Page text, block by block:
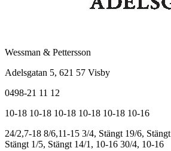
Wessman & Pettersson
Adelsgatan 5, 621 57 Visby
0498-21 11 12
10-18 10-18 10-18 10-18 10-18 10-16
24/2,7-18 8/6,11-15 3/4, Stängt 19/6, Stängt
Stängt 1/5, Stängt 14/1, 10-16 30/4, 10-16